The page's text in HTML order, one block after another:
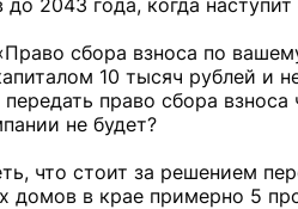
2043 года, когда
сбора взноса по
10 тысяч рублей и
право сбора
не будет?
что стоит за решением
домов в крае примерно 5